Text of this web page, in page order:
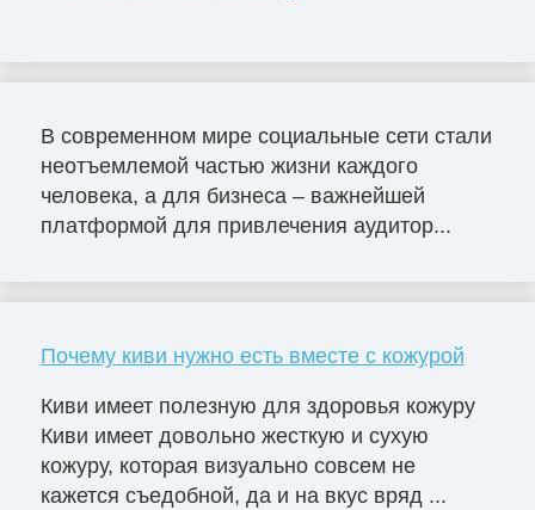
В современном мире социальные сети стали
неотъемлемой частью жизни каждого
человека, а для бизнеса – важнейшей
платформой для привлечения аудитор...
Почему киви нужно есть вместе с кожурой
Киви имеет полезную для здоровья кожуру
Киви имеет довольно жесткую и сухую
кожуру, которая визуально совсем не
кажется съедобной, да и на вкус вряд ...